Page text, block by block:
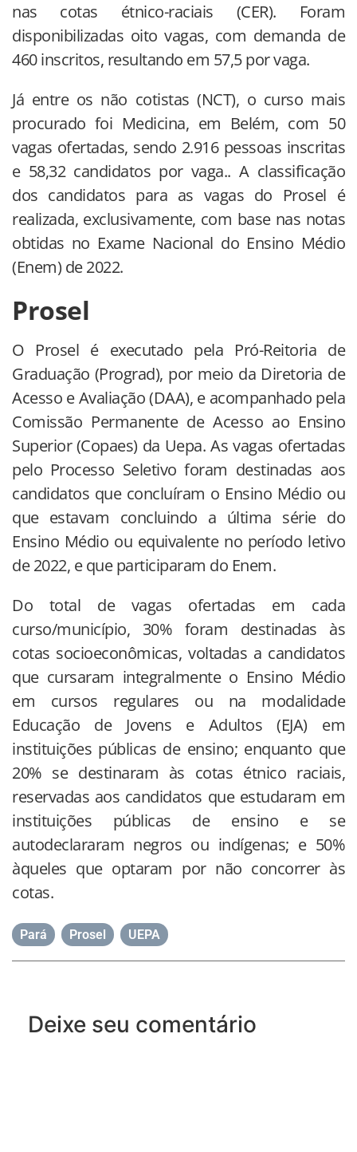
nas cotas étnico-raciais (CER). Foram
disponibilizadas oito vagas, com demanda de
460 inscritos, resultando em 57,5 por vaga.
Já entre os não cotistas (NCT), o curso mais
procurado foi Medicina, em Belém, com 50
vagas ofertadas, sendo 2.916 pessoas inscritas
e 58,32 candidatos por vaga.. A classificação
dos candidatos para as vagas do Prosel é
realizada, exclusivamente, com base nas notas
obtidas no Exame Nacional do Ensino Médio
(Enem) de 2022.
Prosel
O Prosel é executado pela Pró-Reitoria de
Graduação (Prograd), por meio da Diretoria de
Acesso e Avaliação (DAA), e acompanhado pela
Comissão Permanente de Acesso ao Ensino
Superior (Copaes) da Uepa. As vagas ofertadas
pelo Processo Seletivo foram destinadas aos
candidatos que concluíram o Ensino Médio ou
que estavam concluindo a última série do
Ensino Médio ou equivalente no período letivo
de 2022, e que participaram do Enem.
Do total de vagas ofertadas em cada
curso/município, 30% foram destinadas às
cotas socioeconômicas, voltadas a candidatos
que cursaram integralmente o Ensino Médio
em cursos regulares ou na modalidade
Educação de Jovens e Adultos (EJA) em
instituições públicas de ensino; enquanto que
20% se destinaram às cotas étnico raciais,
reservadas aos candidatos que estudaram em
instituições públicas de ensino e se
autodeclararam negros ou indígenas; e 50%
àqueles que optaram por não concorrer às
cotas.
Pará Prosel UEPA
Deixe seu comentário